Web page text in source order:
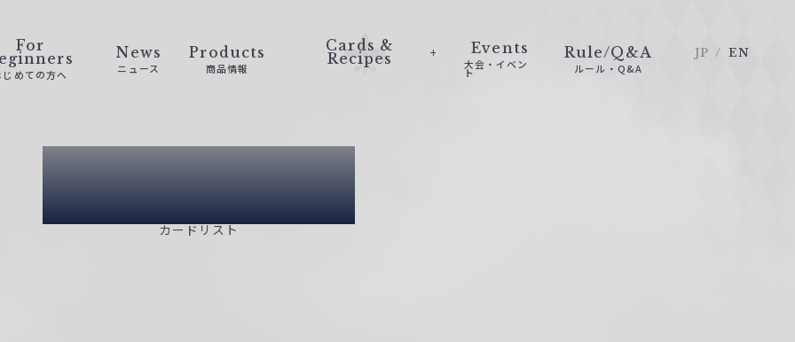
For
じめての方へ
News
ニュース
Products
商品情報
Cards &
Recipes
Events
大会・イベン
ト
Rule/Q&A
ルール・Q&A
JP EN
Card List
カードリスト